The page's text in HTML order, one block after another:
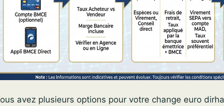
avez plusieurs options pour votre change euro